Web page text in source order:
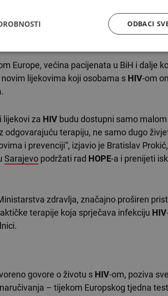
aktivna osoba može biti u riziku,
omogućuje osobi da ostane
kazao je Pavlica.
Europe, većina pacijenata u BiH i dalje
lijekovima koji osobama s HIV-om
lijekovi za HIV budu dostupni samo
odgovarajuću terapiju, ne samo dugo
i prevenciji“, izjavio je Bratislav
Sarajevo podržati rad HOPE-a i prenijeti
zdravlja, značajno proširen
terapije koja sprječava infekciju HIV
govore o životu s HIV-om, poziva
– tijekom Europskog tjedna
ODBACI